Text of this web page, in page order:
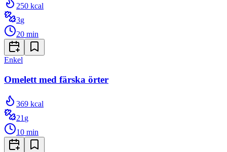
250 kcal
3g
20 min
Enkel
Omelett med färska örter
369 kcal
21 g
10 min